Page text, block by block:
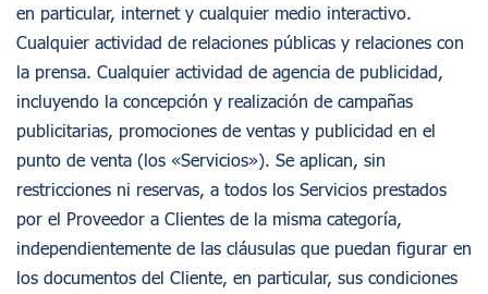
en particular, internet y cualquier medio interactivo.
Cualquier actividad de relaciones públicas y relaciones con
la prensa. Cualquier actividad de agencia de publicidad,
incluyendo la concepción y realización de campañas
publicitarias, promociones de ventas y publicidad en el
punto de venta (los «Servicios»). Se aplican, sin
restricciones ni reservas, a todos los Servicios prestados
por el Proveedor a Clientes de la misma categoría,
independientemente de las cláusulas que puedan figurar en
los documentos del Cliente, en particular, sus condiciones